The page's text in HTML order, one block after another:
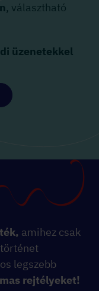
, választható
üzenetekkel
amihez csak
legszebb
rejtélyeket!